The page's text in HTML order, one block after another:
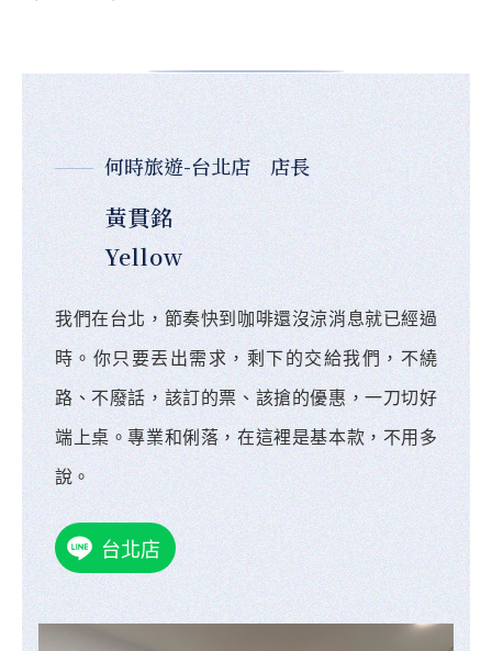
何時旅遊-台北店 店長
黃貫銘
Yellow
我們在台北，節奏快到咖啡還沒涼消息就已經過
時。你只要丟出需求，剩下的交給我們，不繞
路、不廢話，該訂的票、該搶的優惠，一刀切好
端上桌。專業和俐落，在這裡是基本款，不用多
說。
台北店